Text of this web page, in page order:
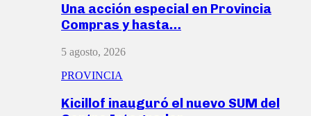
Una acción especial en Provincia
Compras y hasta…
5 agosto, 2026
PROVINCIA
Kicillof inauguró el nuevo SUM del